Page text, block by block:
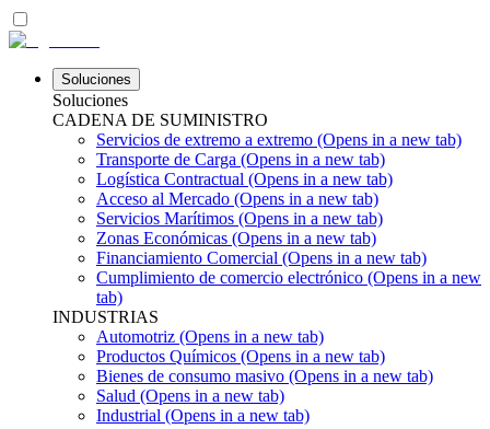
Soluciones
Soluciones
CADENA DE SUMINISTRO
Servicios de extremo a extremo (Opens in a new tab)
Transporte de Carga (Opens in a new tab)
Logística Contractual (Opens in a new tab)
Acceso al Mercado (Opens in a new tab)
Servicios Marítimos (Opens in a new tab)
Zonas Económicas (Opens in a new tab)
Financiamiento Comercial (Opens in a new tab)
Cumplimiento de comercio electrónico (Opens in a new
tab)
INDUSTRIAS
Automotriz (Opens in a new tab)
Productos Químicos (Opens in a new tab)
Bienes de consumo masivo (Opens in a new tab)
Salud (Opens in a new tab)
Industrial (Opens in a new tab)